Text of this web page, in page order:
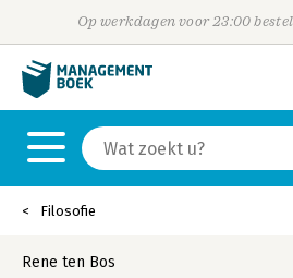
Op werkdagen voor 23:00
Filosofie
Rene ten Bos